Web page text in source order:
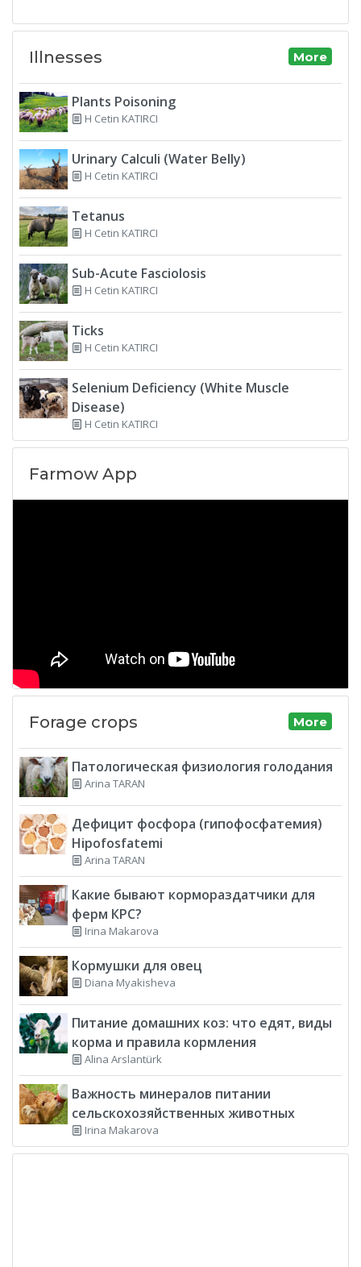
Illnesses More
Plants Poisoning
H Cetin KATIRCI
Urinary Calculi (Water Belly)
H Cetin KATIRCI
Tetanus
H Cetin KATIRCI
Sub-Acute Fasciolosis
H Cetin KATIRCI
Ticks
H Cetin KATIRCI
Selenium Deficiency (White Muscle
Disease)
H Cetin KATIRCI
Farmow App
Forage crops More
Патологическая физиология голодания
Arina TARAN
Дефицит фосфора (гипофосфатемия)
Hipofosfatemi
Arina TARAN
Какие бывают кормораздатчики для
ферм КРС?
Irina Makarova
Кормушки для овец
Diana Myakisheva
Питание домашних коз: что едят, виды
корма и правила кормления
Alina Arslantürk
Важность минералов питании
сельскохозяйственных животных
Irina Makarova